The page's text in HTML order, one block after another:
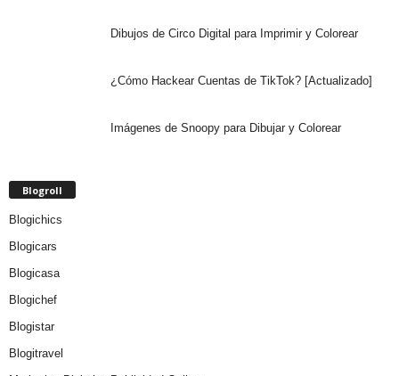
Dibujos de Circo Digital para Imprimir y Colorear
¿Cómo Hackear Cuentas de TikTok? [Actualizado]
Imágenes de Snoopy para Dibujar y Colorear
Blogroll
Blogichics
Blogicars
Blogicasa
Blogichef
Blogistar
Blogitravel